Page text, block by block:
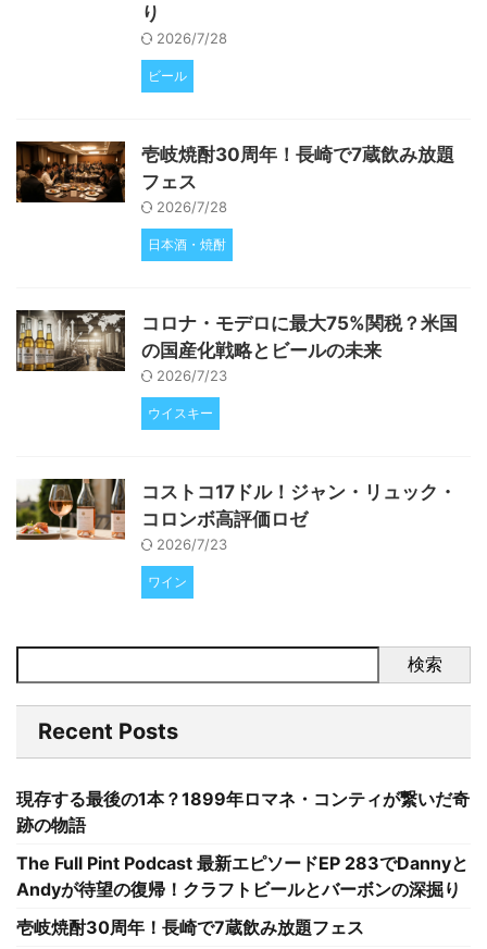
り
2026/7/28
ビール
壱岐焼酎30周年！長崎で7蔵飲み放題
フェス
2026/7/28
日本酒・焼酎
コロナ・モデロに最大75%関税？米国
の国産化戦略とビールの未来
2026/7/23
ウイスキー
コストコ17ドル！ジャン・リュック・
コロンボ高評価ロゼ
2026/7/23
ワイン
検索
Recent Posts
現存する最後の1本？1899年ロマネ・コンティが繋いだ奇
跡の物語
The Full Pint Podcast 最新エピソードEP 283でDannyと
Andyが待望の復帰！クラフトビールとバーボンの深掘り
壱岐焼酎30周年！長崎で7蔵飲み放題フェス